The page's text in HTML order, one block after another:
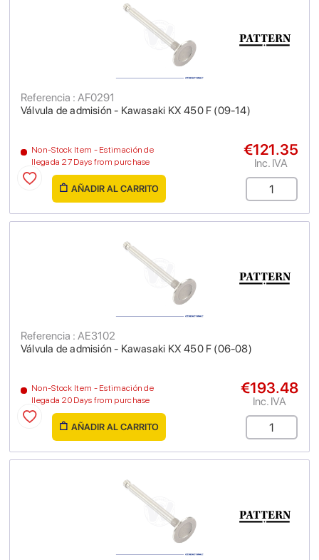
Válvula de admisión - Kawasaki KX 450 F (09-14)
Referencia : AF0291
Non-Stock Item - Estimación de
llegada 27 Days from purchase
€121.35
Inc. IVA
AÑADIR AL CARRITO
Válvula de admisión - Kawasaki KX 450 F (06-08)
Referencia : AE3102
Non-Stock Item - Estimación de
llegada 20 Days from purchase
€193.48
Inc. IVA
AÑADIR AL CARRITO